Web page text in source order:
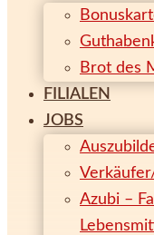
Brot des
FILIALEN
JOBS
Azubi –